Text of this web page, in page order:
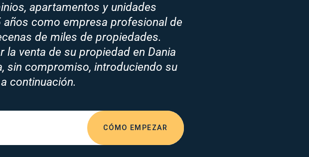
apartamentos y unidades
como empresa profesional de
de miles de propiedades.
venta de su propiedad en Dania
sin compromiso, introduciendo su
continuación.
CÓMO EMPEZAR